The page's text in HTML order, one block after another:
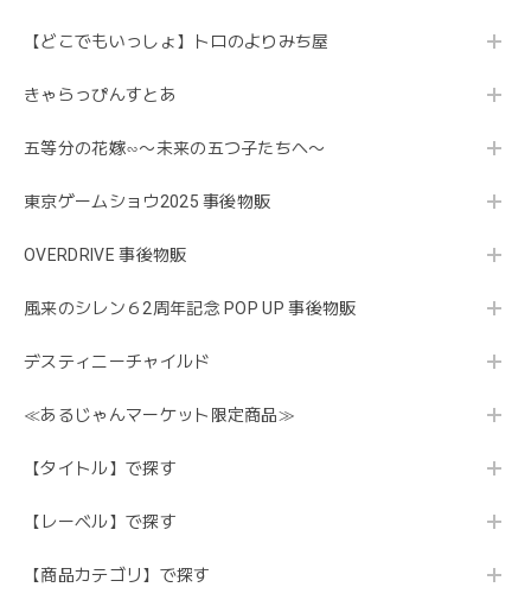
【どこでもいっしょ】トロのよりみち屋
きゃらっぴんすとあ
五等分の花嫁∽〜未来の五つ子たちへ〜
東京ゲームショウ2025 事後物販
OVERDRIVE 事後物販
風来のシレン６2周年記念 POP UP 事後物販
デスティニーチャイルド
≪あるじゃんマーケット限定商品≫
【タイトル】で探す
【レーベル】で探す
【商品カテゴリ】で探す